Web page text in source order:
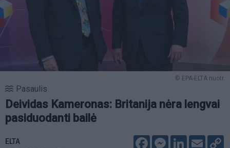
© EPA-ELTA nuotr.
Pasaulis
Deividas Kameronas: Britanija nėra lengvai
pasiduodanti bailė
ELTA
FacebookMessenger
LinkedIn
Email